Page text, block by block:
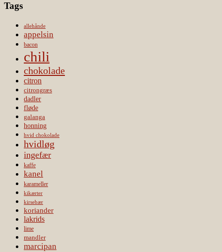
Tags
allehånde
appelsin
bacon
chili
chokolade
citron
citrongræs
dadler
fløde
galanga
honning
hvid chokolade
hvidløg
ingefær
kaffe
kanel
karameller
kikærter
kirsebær
koriander
lakrids
lime
mandler
marcipan